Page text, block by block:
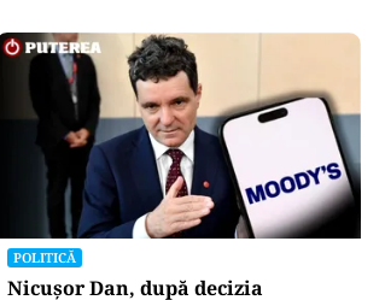
POLITICĂ
Nicușor Dan, după decizia